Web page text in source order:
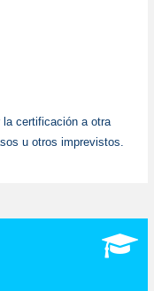
certificación a otra
u otros imprevistos.